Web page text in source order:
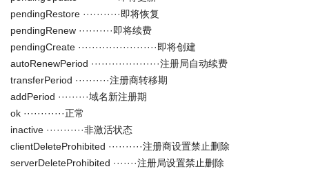
pendingRestore ···········即将恢复
pendingRenew ··········即将续费
pendingCreate ·······················即将创建
autoRenewPeriod ····················注册局自动续费
transferPeriod ··········注册商转移期
addPeriod ·········域名新注册期
ok ············正常
inactive ···········非激活状态
clientDeleteProhibited ··········注册商设置禁止删除
serverDeleteProhibited ·······注册局设置禁止删除